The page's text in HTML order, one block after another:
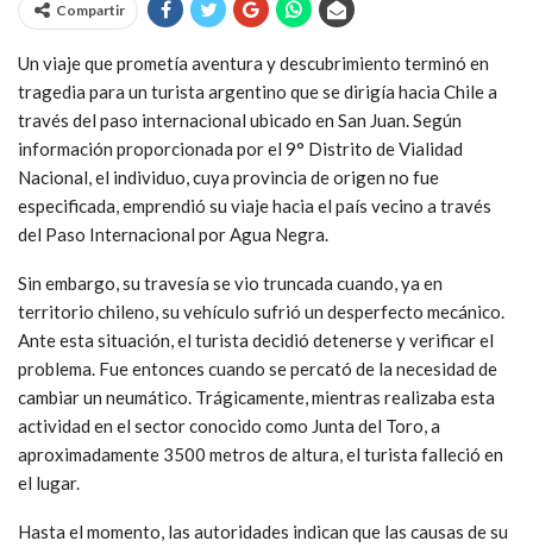
Compartir
Un viaje que prometía aventura y descubrimiento terminó en
tragedia para un turista argentino que se dirigía hacia Chile a
través del paso internacional ubicado en San Juan. Según
información proporcionada por el 9° Distrito de Vialidad
Nacional, el individuo, cuya provincia de origen no fue
especificada, emprendió su viaje hacia el país vecino a través
del Paso Internacional por Agua Negra.
Sin embargo, su travesía se vio truncada cuando, ya en
territorio chileno, su vehículo sufrió un desperfecto mecánico.
Ante esta situación, el turista decidió detenerse y verificar el
problema. Fue entonces cuando se percató de la necesidad de
cambiar un neumático. Trágicamente, mientras realizaba esta
actividad en el sector conocido como Junta del Toro, a
aproximadamente 3500 metros de altura, el turista falleció en
el lugar.
Hasta el momento, las autoridades indican que las causas de su